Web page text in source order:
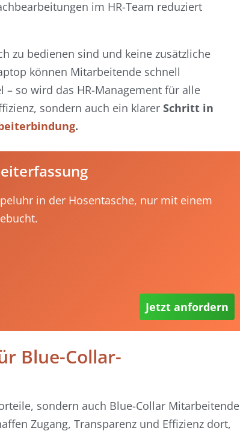
im HR-Team reduziert
zu bedienen sind und keine zusätzliche
können Mitarbeitende schnell
so wird das HR-Management für alle
sondern auch ein klarer Schritt in
.
in der Hosentasche, nur mit einem
Jetzt anfordern
Blue-Collar-
sondern auch Blue-Collar Mitarbeitende
Zugang, Transparenz und Effizienz dort,